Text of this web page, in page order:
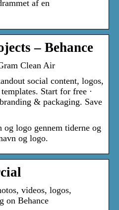
af en
– Behance
Clean Air
social content, logos,
Start for free ·
& packaging. Save
logo gennem tiderne og
og logo.
videos, logos,
on Behance